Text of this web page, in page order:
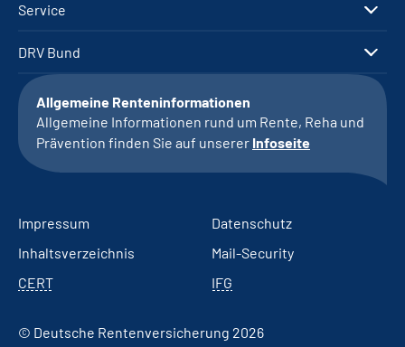
Service
DRV Bund
Allgemeine Renteninformationen
Allgemeine Informationen rund um Rente, Reha und
Prävention finden Sie auf unserer Infoseite
Impressum
Datenschutz
Inhaltsverzeichnis
Mail-Security
CERT
IFG
© Deutsche Rentenversicherung 2026